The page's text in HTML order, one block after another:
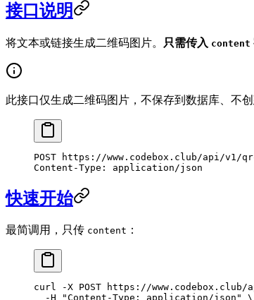
接口说明
将文本或链接生成二维码图片。 只需传入 content
此接口仅生成二维码图片，不保存到数据库、不创
POST https://www.codebox.club/api/v1/
Content-Type : application/json
快速开始
最简调用，只传 content ：
curl -X POST https://www.codebox.club/
  -H
"Content-Type: application/json"
\